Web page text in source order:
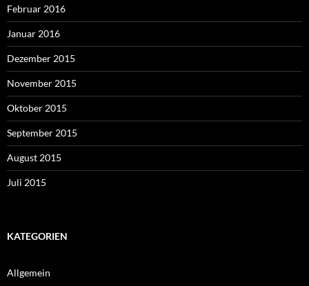
Februar 2016
Januar 2016
Dezember 2015
November 2015
Oktober 2015
September 2015
August 2015
Juli 2015
KATEGORIEN
Allgemein